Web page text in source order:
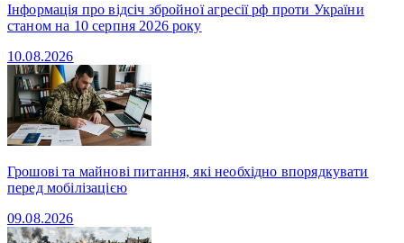
Інформація про відсіч збройної агресії рф проти України
станом на 10 серпня 2026 року
10.08.2026
Грошові та майнові питання, які необхідно впорядкувати
перед мобілізацією
09.08.2026